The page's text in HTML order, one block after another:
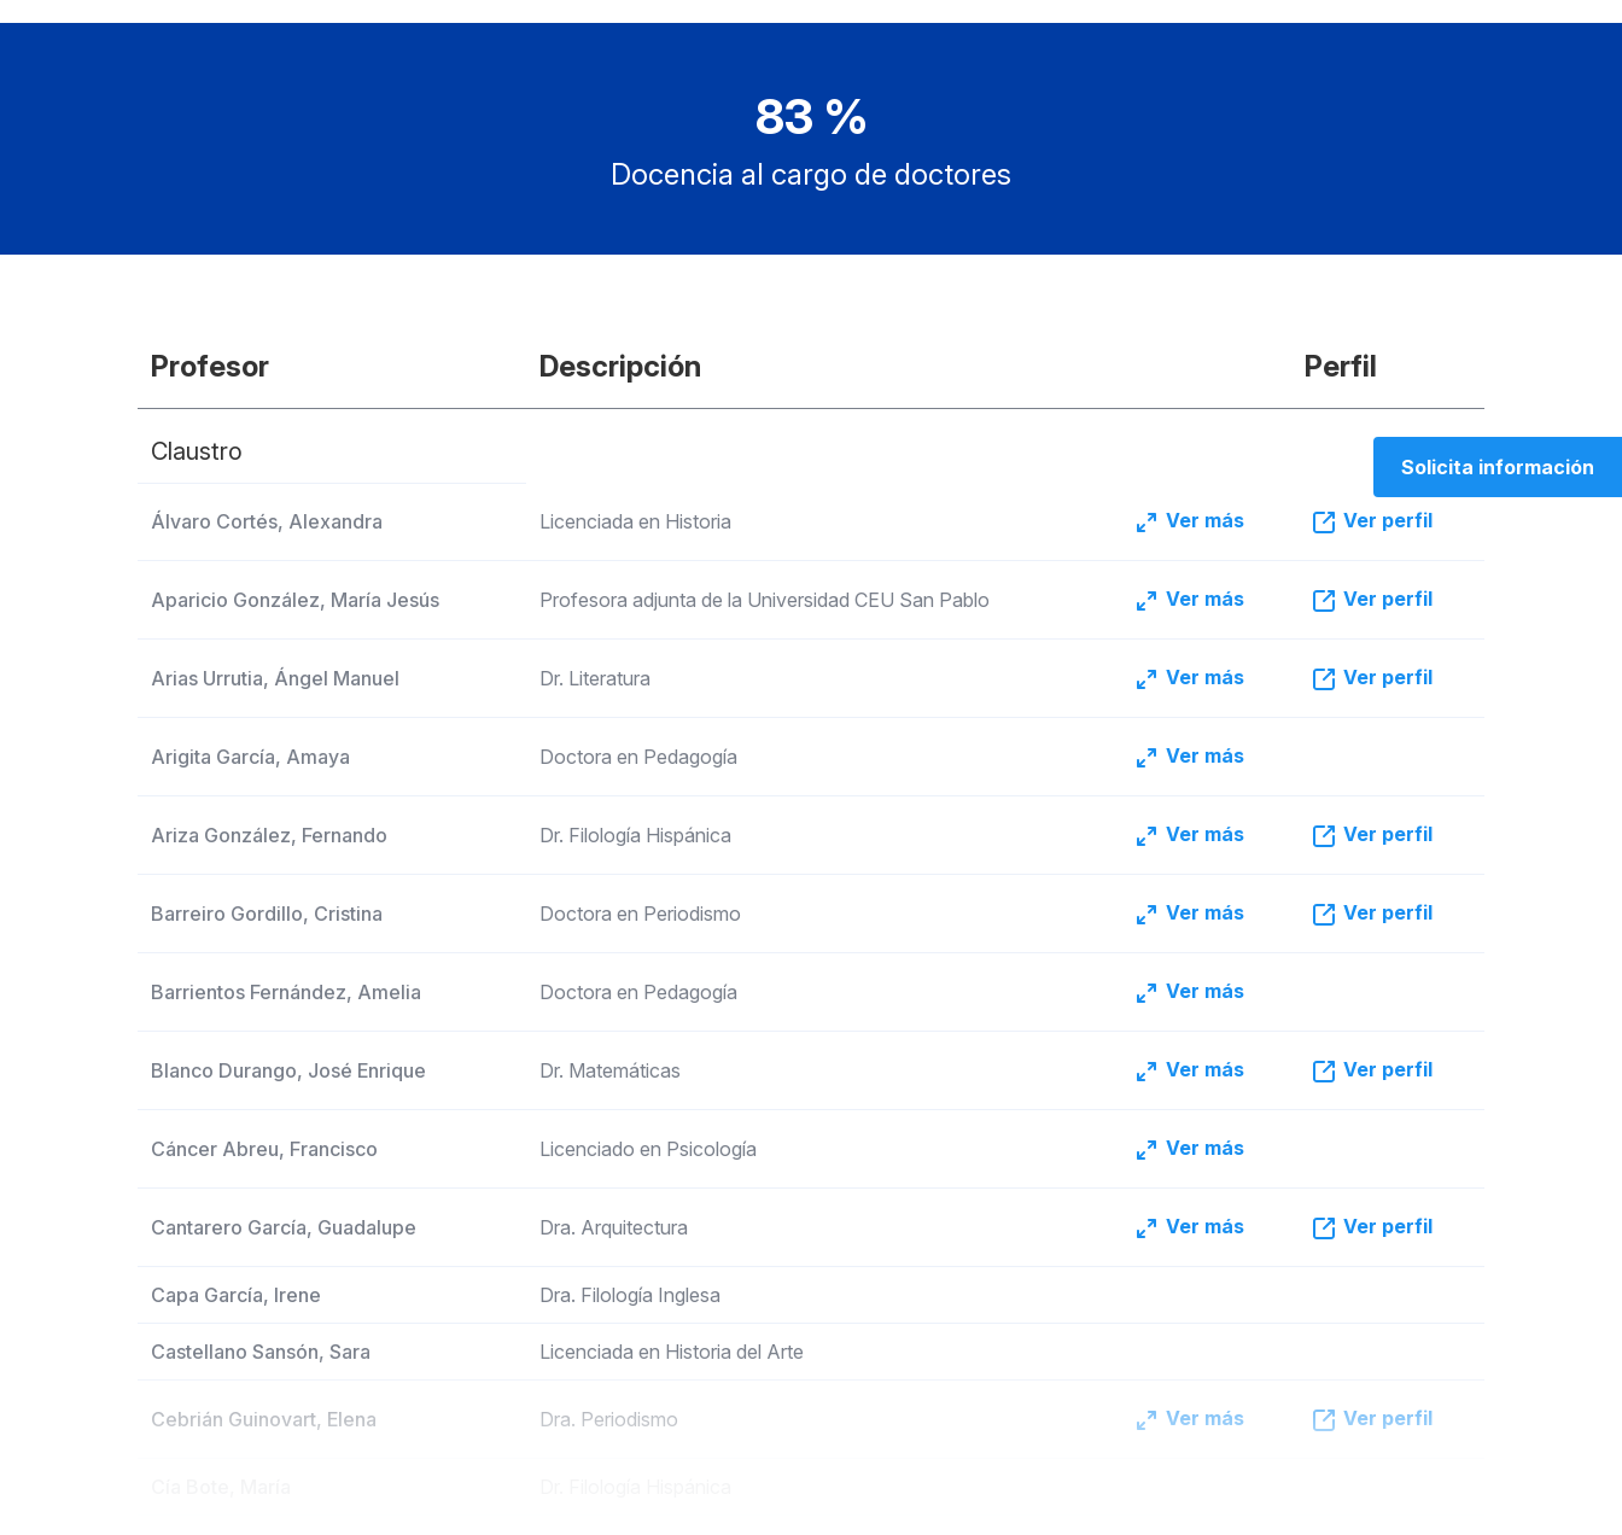
83 %
Docencia al cargo de doctores
Profesor Descripción Perfil
Claustro
Álvaro Cortés, Alexandra Licenciada en Historia Ver más Ver perfil
Aparicio González, María Jesús Profesora adjunta de la Universidad CEU San Pablo Ver más Ver perfil
Arias Urrutia, Ángel Manuel Dr. Literatura Ver más Ver perfil
Arigita García, Amaya Doctora en Pedagogía Ver más
Ariza González, Fernando Dr. Filología Hispánica Ver más Ver perfil
Barreiro Gordillo, Cristina Doctora en Periodismo Ver más Ver perfil
Barrientos Fernández, Amelia Doctora en Pedagogía Ver más
Blanco Durango, José Enrique Dr. Matemáticas Ver más Ver perfil
Cáncer Abreu, Francisco Licenciado en Psicología Ver más
Cantarero García, Guadalupe Dra. Arquitectura Ver más Ver perfil
Capa García, Irene Dra. Filología Inglesa
Castellano Sansón, Sara Licenciada en Historia del Arte
Cebrián Guinovart, Elena Dra. Periodismo Ver más Ver perfil
Solicita información